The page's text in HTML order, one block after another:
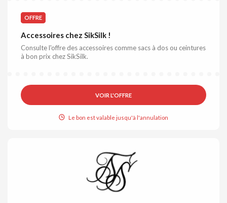
OFFRE
Accessoires chez SikSilk !
Consulte l'offre des accessoires comme sacs à dos ou ceintures
à bon prix chez SikSilk.
VOIR L'OFFRE
Le bon est valable jusqu'à l'annulation